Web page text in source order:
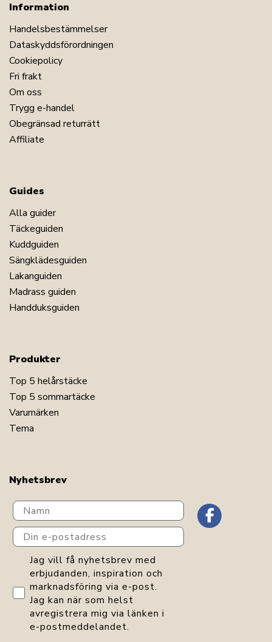
Information
Handelsbestämmelser
Dataskyddsförordningen
Cookiepolicy
Fri frakt
Om oss
Trygg e-handel
Obegränsad returrätt
Affiliate
Guides
Alla guider
Täckeguiden
Kuddguiden
Sängklädesguiden
Lakanguiden
Madrass guiden
Handduksguiden
Produkter
Top 5 helårstäcke
Top 5 sommartäcke
Varumärken
Tema
Nyhetsbrev
Navn
Din e-postadress
GDPR consent
Jag vill få nyhetsbrev med
erbjudanden, inspiration och
marknadsföring via e-post.
Jag kan när som helst
avregistrera mig via länken i
e-postmeddelandet.